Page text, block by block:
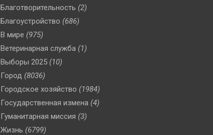
Благотворительность (2)
Благоустройство (686)
В мире (975)
Ветеринарная служба (1)
Выборы 2025 (10)
Город (8036)
Городское хозяйство (1984)
Государственная измена (4)
Гуманитарная миссия (3)
Жизнь (6799)